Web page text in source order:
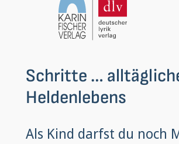
Schritte …
Heldenlebens
Als Kind darfst du noch